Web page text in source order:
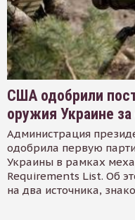
США одобрили
оружия Украине
Администрация
одобрила первую
Украины в рамках
Requirements List. Об
на два источника,